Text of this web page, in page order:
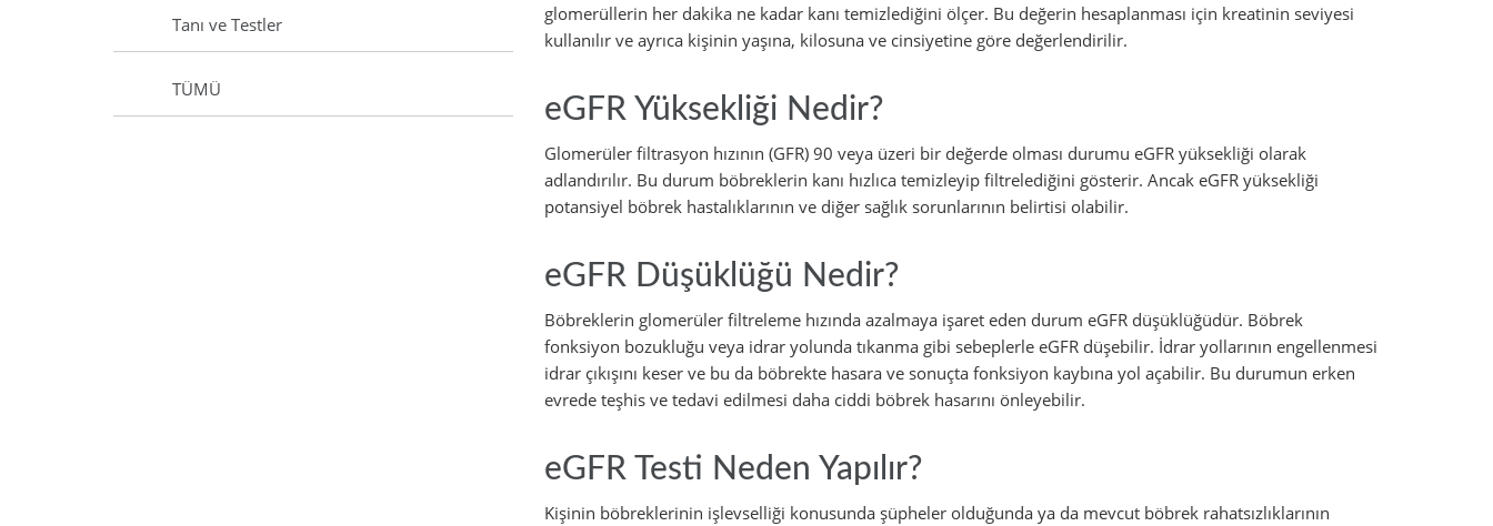
glomerüllerin her dakika ne kadar kanı temizlediğini ölçer. Bu değerin hesaplanması için kreatinin seviyesi
kullanılır ve ayrıca kişinin yaşına, kilosuna ve cinsiyetine göre değerlendirilir.
eGFR Yüksekliği Nedir?
Glomerüler filtrasyon hızının (GFR) 90 veya üzeri bir değerde olması durumu eGFR yüksekliği olarak
adlandırılır. Bu durum böbreklerin kanı hızlıca temizleyip filtrelediğini gösterir. Ancak eGFR yüksekliği
potansiyel böbrek hastalıklarının ve diğer sağlık sorunlarının belirtisi olabilir.
eGFR Düşüklüğü Nedir?
Böbreklerin glomerüler filtreleme hızında azalmaya işaret eden durum eGFR düşüklüğüdür. Böbrek
fonksiyon bozukluğu veya idrar yolunda tıkanma gibi sebeplerle eGFR düşebilir. İdrar yollarının engellenmesi
idrar çıkışını keser ve bu da böbrekte hasara ve sonuçta fonksiyon kaybına yol açabilir. Bu durumun erken
evrede teşhis ve tedavi edilmesi daha ciddi böbrek hasarını önleyebilir.
eGFR Testi Neden Yapılır?
Kişinin böbreklerinin işlevselliği konusunda şüpheler olduğunda ya da mevcut böbrek rahatsızlıklarının
Tanı ve Testler
TÜMÜ